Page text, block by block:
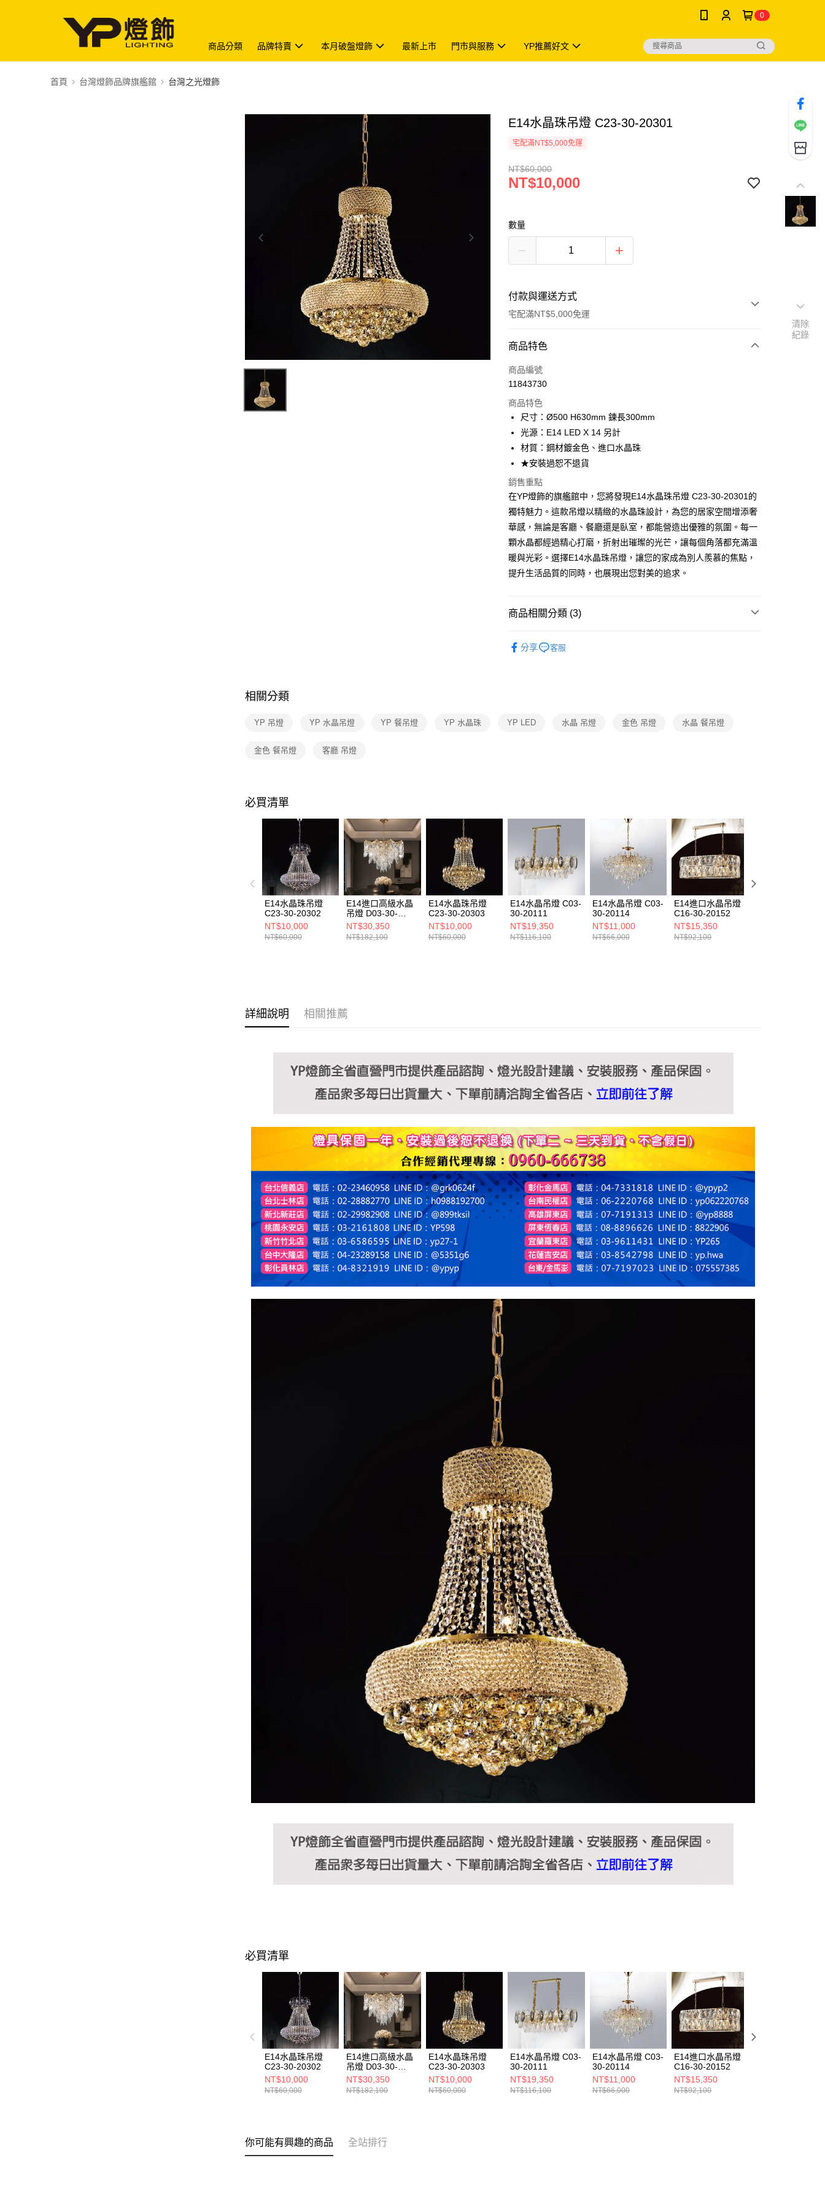
0
商品分類 品牌特賣 本月破盤燈飾 最新上市 門市與服務 YP推薦好文
首頁 台灣燈飾品牌旗艦館 台灣之光燈飾
E14水晶珠吊燈 C23-30-20301
宅配滿NT$5,000免運
NT$60,000
NT$10,000
數量
付款與運送方式
宅配滿NT$5,000免運
付款方式
信用卡一次付款
Apple Pay
街口支付
悠遊付
Google Pay
AFTEE先享後付
相關說明
【關於「AFTEE先享後付」】
AFTEE先享後付是「在收到商品之後才付款」的支付方式。 讓您購物簡單
便利好安心！
３．安心：先確認商品／服務後，再付款。
１．於結帳方式選擇「AFTEE先享後付」後，將跳轉至「AFTEE先享後
付」結帳頁面，進行簡訊認證並確認金額後，即可完成結帳。
先享後付繳納相關費用。
２．關於個人資料處理事宜，請瀏覽以下網址：
https://aftee.tw/terms/#terms3
３．未成年的使用者請事先徵得法定代理人或監護人之同意方可使用
「AFTEE先享後付」，若未經同意申辦者引起之損失，本公司不負相關責
任。
４．使用「AFTEE先享後付」時，將依據個別帳號之用戶狀況，依本公司
即時審查核予不同之上限額度；若仍有額度不足之情形，本公司將視審查
結果請求用戶進行身份認證。
５．嚴禁一人註冊多個帳號或使用他人資訊註冊。若發現惡意使用之情
形，恩沛科技股份有限公司將有權停止該用戶之使用額度並採取法律行
動。
ATM付款
每筆NT$180，滿NT$5,000(含以上)免運費
商品特色
商品編號
11843730
商品特色
尺寸：Ø500 H630mm 鍊長300mm
光源：E14 LED X 14 另計
材質：鋼材鍍金色、進口水晶珠
★安裝過恕不退貨
銷售重點
在YP燈飾的旗艦館中，您將發現E14水晶珠吊燈 C23-30-20301的
獨特魅力。這款吊燈以精緻的水晶珠設計，為您的居家空間增添奢
華感，無論是客廳、餐廳還是臥室，都能營造出優雅的氛圍。每一
顆水晶都經過精心打磨，折射出璀璨的光芒，讓每個角落都充滿溫
暖與光彩。選擇E14水晶珠吊燈，讓您的家成為別人羨慕的焦點，
提升生活品質的同時，也展現出您對美的追求。
商品相關分類 (3)
分享 客服
相關分類
YP 吊燈 YP 水晶吊燈 YP 餐吊燈 YP 水晶珠 YP LED 水晶 吊燈 金色 吊燈 水晶 餐吊燈
金色 餐吊燈 客廳 吊燈
必買清單
E14水晶珠吊燈
C23-30-20302
NT$10,000
NT$60,000
E14進口高級水晶
吊燈 D03-30-
20062
NT$30,350
NT$182,100
E14水晶珠吊燈
C23-30-20303
NT$10,000
NT$60,000
E14水晶吊燈 C03-
30-20111
NT$19,350
NT$116,100
E14水晶吊燈 C03-
30-20114
NT$11,000
NT$66,000
E14進口水晶吊燈
C16-30-20152
NT$15,350
NT$92,100
詳細說明 相關推薦
必買清單
E14水晶珠吊燈
C23-30-20302
NT$10,000
NT$60,000
E14進口高級水晶
吊燈 D03-30-
20062
NT$30,350
NT$182,100
E14水晶珠吊燈
C23-30-20303
NT$10,000
NT$60,000
E14水晶吊燈 C03-
30-20111
NT$19,350
NT$116,100
E14水晶吊燈 C03-
30-20114
NT$11,000
NT$66,000
E14進口水晶吊燈
C16-30-20152
NT$15,350
NT$92,100
你可能有興趣的商品 全站排行
清除
紀錄